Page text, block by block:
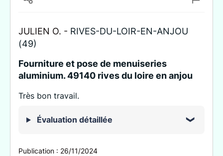
JULIEN O. - RIVES-DU-LOIR-EN-ANJOU
(49)
Fourniture et pose de menuiseries
aluminium. 49140 rives du loire en anjou
Très bon travail.
Évaluation détaillée
Publication : 26/11/2024